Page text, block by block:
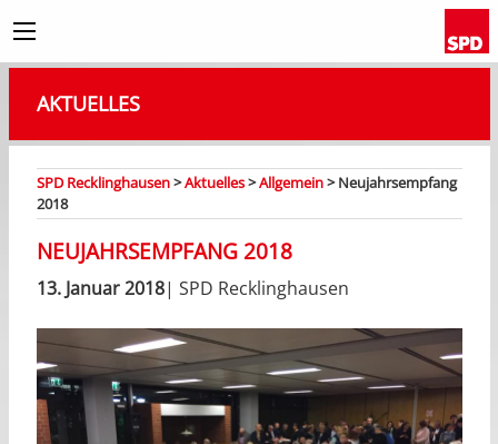
AKTUELLES
SPD Recklinghausen>Aktuelles>Allgemein>Neujahrsempfang
2018
NEUJAHRSEMPFANG 2018
13. Januar 2018| SPD Recklinghausen